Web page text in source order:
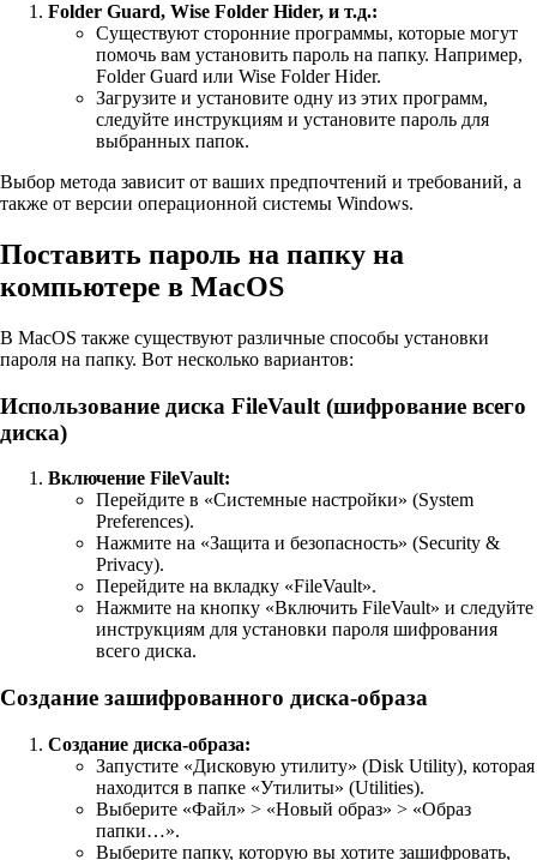
Folder Guard, Wise Folder Hider, и т.д.:
Существуют сторонние программы, которые могут
помочь вам установить пароль на папку. Например,
Folder Guard или Wise Folder Hider.
Загрузите и установите одну из этих программ,
следуйте инструкциям и установите пароль для
выбранных папок.
Выбор метода зависит от ваших предпочтений и требований, а
также от версии операционной системы Windows.
Поставить пароль на папку на
компьютере в MacOS
В MacOS также существуют различные способы установки
пароля на папку. Вот несколько вариантов:
Использование диска FileVault (шифрование всего
диска)
Включение FileVault:
Перейдите в «Системные настройки» (System
Preferences).
Нажмите на «Защита и безопасность» (Security &
Privacy).
Перейдите на вкладку «FileVault».
Нажмите на кнопку «Включить FileVault» и следуйте
инструкциям для установки пароля шифрования
всего диска.
Создание зашифрованного диска-образа
Создание диска-образа:
Запустите «Дисковую утилиту» (Disk Utility), которая
находится в папке «Утилиты» (Utilities).
Выберите «Файл» > «Новый образ» > «Образ
папки…».
Выберите папку, которую вы хотите зашифровать,